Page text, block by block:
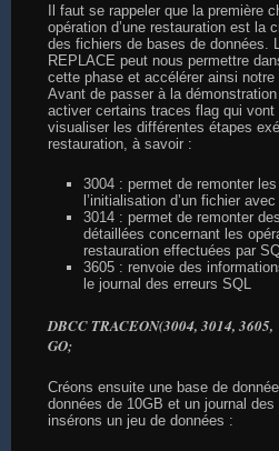
Il faut se rappeler que la première
opération d’une restauration est la
des fichiers de bases de données.
REPLACE peut nous permettre
cette phase et accélérer ainsi notre
Avant de passer à la
activer certains traces flag qui vont
visualiser les différentes étapes
restauration, à savoir :
3004 : permet de remonter
l’initialisation d’un fichier
3014 : permet de remonter
détaillées concernant les
restauration effectuées par
3605 : renvoie des
le journal des erreurs SQL
DBCC TRACEON(3004, 3014,
GO;
Créons ensuite une base de
données de 10GB et un journal
insérons un jeu de données :